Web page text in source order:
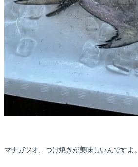
マナガツオ、つけ焼きが美味しいんですよ。